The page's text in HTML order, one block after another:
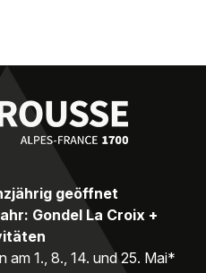
geöffnet
Gondel La Croix +
am 1., 8., 14. und 25. Mai*